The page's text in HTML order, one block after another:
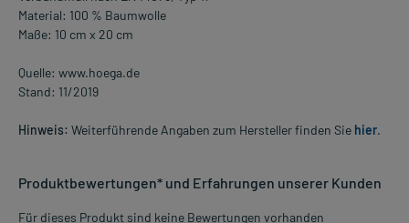
Material: 100 % Baumwolle
Maße: 10 cm x 20 cm
Quelle: www.hoega.de
Stand: 11/2019
Hinweis: Weiterführende Angaben zum Hersteller finden Sie hier.
Produktbewertungen* und Erfahrungen unserer Kunden
Für dieses Produkt sind keine Bewertungen vorhanden